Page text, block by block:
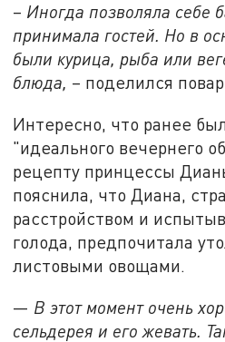
– Иногда позволяла себе
принимала гостей. Но в
были курица, рыба или
блюда, – поделился
Интересно, что ранее
"идеального вечернего
рецепту принцессы
пояснила, что Диана,
расстройством и
голода, предпочитала
листовыми овощами.
— В этот момент очень
сельдерея и его жевать.